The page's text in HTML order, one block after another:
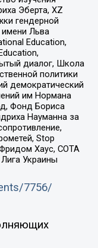
Эберта, XZ
гендерной
Льва
Education,
диалог, Школа
политики
демократический
им Нормана
Фонд Бориса
Науманна за
Stop
Хаус, СОТА
Украины
7756/